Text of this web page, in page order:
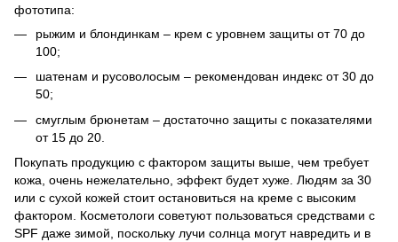
фототипа:
рыжим и блондинкам – крем с уровнем защиты от 70 до
100;
шатенам и русоволосым – рекомендован индекс от 30 до
50;
смуглым брюнетам – достаточно защиты с показателями
от 15 до 20.
Покупать продукцию с фактором защиты выше, чем требует
кожа, очень нежелательно, эффект будет хуже. Людям за 30
или с сухой кожей стоит остановиться на креме с высоким
фактором. Косметологи советуют пользоваться средствами с
SPF даже зимой, поскольку лучи солнца могут навредить и в